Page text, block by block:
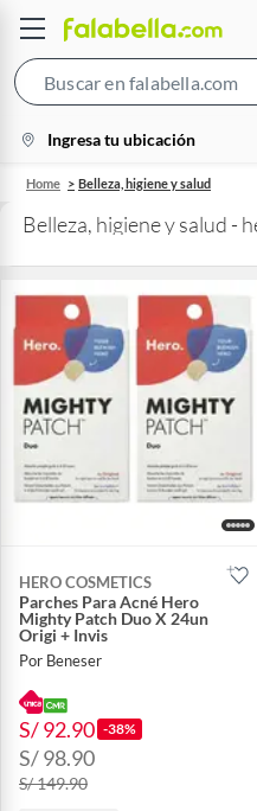
location-
icon
Ingresa tu ubicación
Home Belleza, higiene y salud
Belleza, higiene y salud -
HERO COSMETICS
Parches Para Acné Hero
Mighty Patch Duo X 24un
Origi + Invis
Por Beneser
S/ 92.90 -38%
S/ 98.90
S/ 149.90